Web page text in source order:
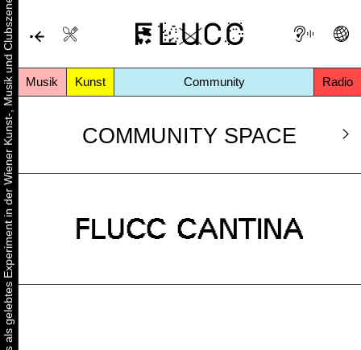
Musik Kunst Community Radio
Urbaner Aktivismus als gelebtes Experiment in der Wiener Kunst-, Musik und Clubszene COMMUNITY SPACE
FLUCC CANTINA